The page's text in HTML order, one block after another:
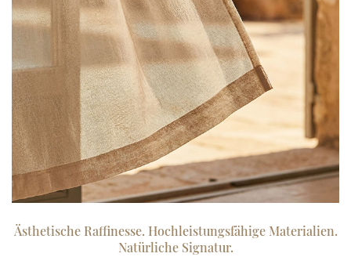
Ästhetische Raffinesse. Hochleistungsfähige Materialien.
Natürliche Signatur.